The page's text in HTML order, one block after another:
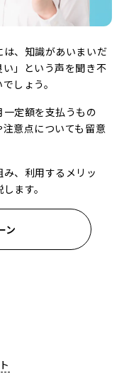
、知識があいまいだ
」という声を聞き不
しょう。
定額を支払うもの
意点についても留意
、利用するメリッ
ます。
ン